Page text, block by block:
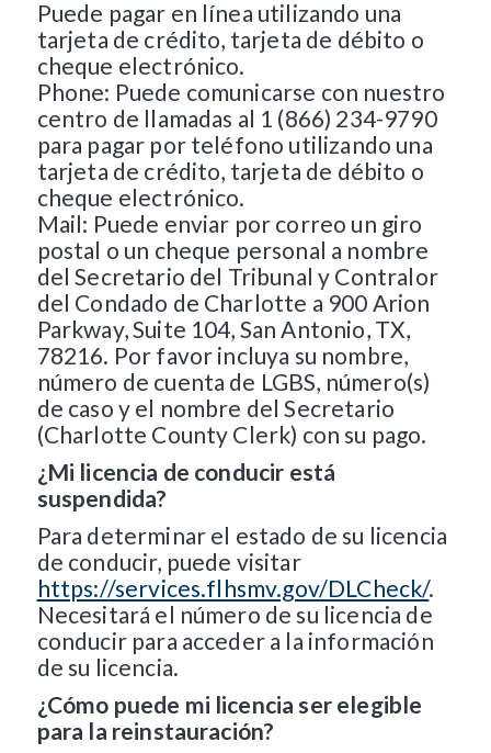
Puede pagar en línea utilizando una
tarjeta de crédito, tarjeta de débito o
cheque electrónico.
Phone: Puede comunicarse con nuestro
centro de llamadas al 1 (866) 234-9790
para pagar por teléfono utilizando una
tarjeta de crédito, tarjeta de débito o
cheque electrónico.
Mail: Puede enviar por correo un giro
postal o un cheque personal a nombre
del Secretario del Tribunal y Contralor
del Condado de Charlotte a 900 Arion
Parkway, Suite 104, San Antonio, TX,
78216. Por favor incluya su nombre,
número de cuenta de LGBS, número(s)
de caso y el nombre del Secretario
(Charlotte County Clerk) con su pago.
¿Mi licencia de conducir está
suspendida?
Para determinar el estado de su licencia
de conducir, puede visitar
https://services.flhsmv.gov/DLCheck/.
Necesitará el número de su licencia de
conducir para acceder a la información
de su licencia.
¿Cómo puede mi licencia ser elegible
para la reinstauración?